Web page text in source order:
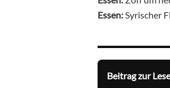
Essen: Syrischer
Beitrag zur